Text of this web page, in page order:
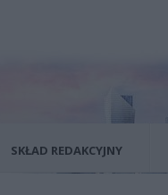
SKŁAD REDAKCYJNY